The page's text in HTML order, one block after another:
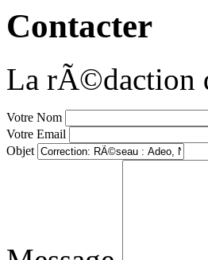
Contacter
La rÃ©daction
Votre Nom
Votre Email
Objet